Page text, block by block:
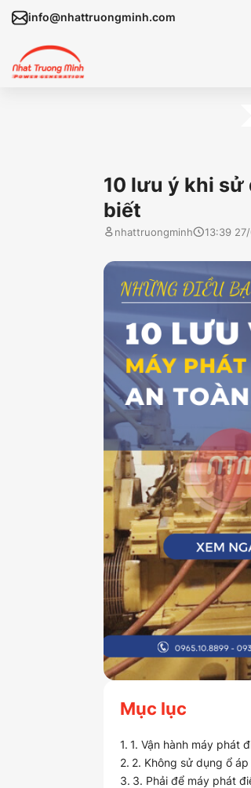
info@nhattruongminh.com
10 lưu ý khi sử
biết
nhattruongminh 13:39
Mục lục
1. Vận hành máy phát
2. Không sử dụng ổ
3. Phải để máy phát